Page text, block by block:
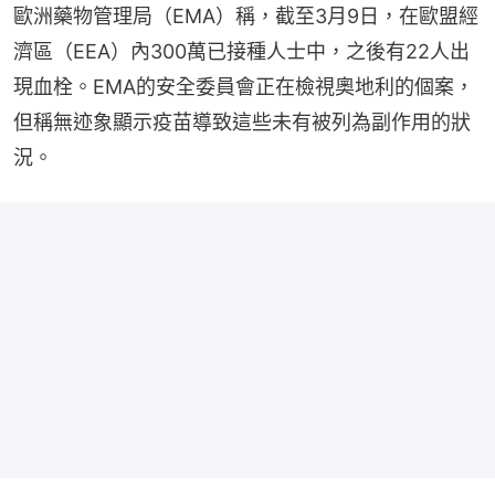
歐洲藥物管理局（EMA）稱，截至3月9日，在歐盟經
濟區（EEA）內300萬已接種人士中，之後有22人出
現血栓。EMA的安全委員會正在檢視奧地利的個案，
但稱無迹象顯示疫苗導致這些未有被列為副作用的狀
況。